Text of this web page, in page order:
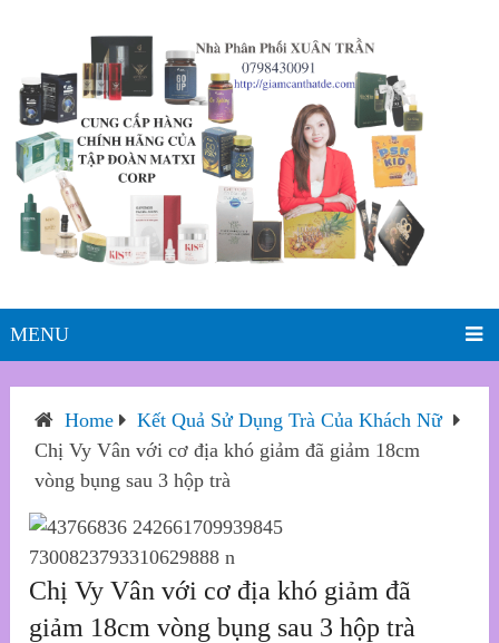
MENU
Home
Kết Quả Sử Dụng Trà Của Khách Nữ
Chị Vy Vân với cơ địa khó giảm đã giảm 18cm
vòng bụng sau 3 hộp trà
Chị Vy Vân với cơ địa khó giảm đã
giảm 18cm vòng bụng sau 3 hộp trà